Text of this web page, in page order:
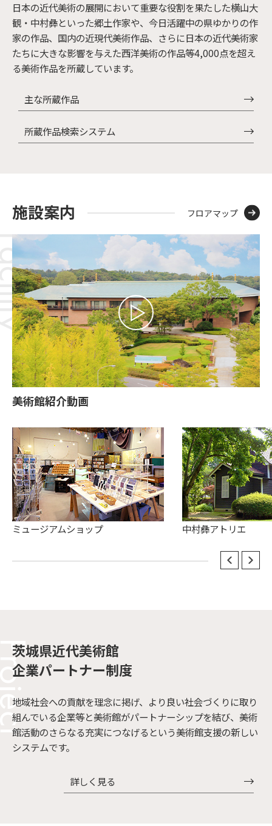
日本の近代美術の展開において重要な役割を果たした横山大
観・中村彝といった郷土作家や、今日活躍中の県ゆかりの作
家の作品、国内の近現代美術作品、さらに日本の近代美術家
たちに大きな影響を与えた西洋美術の作品等4,000点を超え
る美術作品を所蔵しています。
主な所蔵作品
所蔵作品検索システム
施設案内 フロアマップ
美術館紹介動画
ミュージアムショップ 中村彝アトリエ
茨城県近代美術館
企業パートナー制度
地域社会への貢献を理念に掲げ、より良い社会づくりに取り
組んでいる企業等と美術館がパートナーシップを結び、美術
館活動のさらなる充実につなげるという美術館支援の新しい
システムです。
詳しく見る